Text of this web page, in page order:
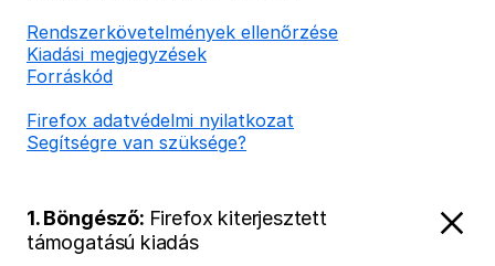
Rendszerkövetelmények ellenőrzése
Kiadási megjegyzések
Forráskód
Firefox adatvédelmi nyilatkozat
Segítségre van szüksége?
1. Böngésző: Firefox kiterjesztett
támogatású kiadás